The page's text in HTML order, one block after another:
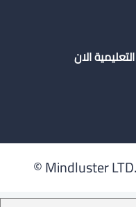
الان
Mindluster LTD.